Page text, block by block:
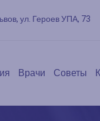
ул. Героев УПА, 73
Врачи Советы